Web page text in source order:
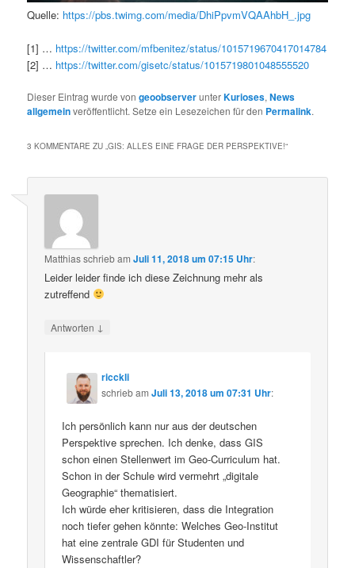
Quelle: https://pbs.twimg.com/media/DhiPpvmVQAAhbH_.jpg
[1] … https://twitter.com/mfbenitez/status/1015719670417014784
[2] … https://twitter.com/gisetc/status/1015719801048555520
Dieser Eintrag wurde vongeoobserverunterKurioses,News
allgemeinveröffentlicht. Setze ein Lesezeichen für den Permalink.
3 KOMMENTARE ZU „GIS: ALLES EINE FRAGE DER PERSPEKTIVE!“
MatthiasschriebamJuli 11, 2018 um 07:15 Uhr:
Leider leider finde ich diese Zeichnung mehr als
zutreffend
Antworten ↓
ricckli
schriebamJuli 13, 2018 um 07:31 Uhr:
Ich persönlich kann nur aus der deutschen
Perspektive sprechen. Ich denke, dass GIS
schon einen Stellenwert im Geo-Curriculum hat.
Schon in der Schule wird vermehrt „digitale
Geographie“ thematisiert.
Ich würde eher kritisieren, dass die Integration
noch tiefer gehen könnte: Welches Geo-Institut
hat eine zentrale GDI für Studenten und
Wissenschaftler?